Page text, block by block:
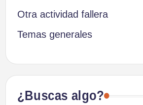
Otra actividad fallera
Temas generales
¿Buscas algo?